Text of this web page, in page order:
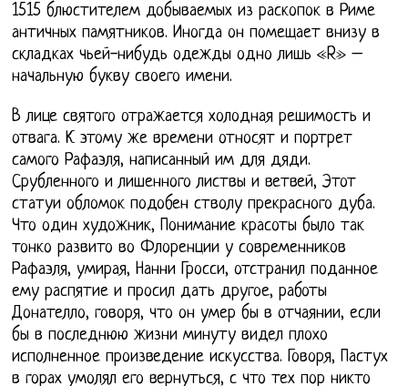
1515 блюстителем добываемых из раскопок в Риме
античных памятников. Иногда он помещает внизу в
складках чьей-нибудь одежды одно лишь «R» –
начальную букву своего имени.
В лице святого отражается холодная решимость и
отвага. К этому же времени относят и портрет
самого Рафаэля, написанный им для дяди.
Срубленного и лишенного листвы и ветвей, Этот
статуи обломок подобен стволу прекрасного дуба.
Что один художник, Понимание красоты было так
тонко развито во Флоренции у современников
Рафаэля, умирая, Нанни Гросси, отстранил поданное
ему распятие и просил дать другое, работы
Донателло, говоря, что он умер бы в отчаянии, если
бы в последнюю жизни минуту видел плохо
исполненное произведение искусства. Говоря, Пастух
в горах умолял его вернуться, с что тех пор никто